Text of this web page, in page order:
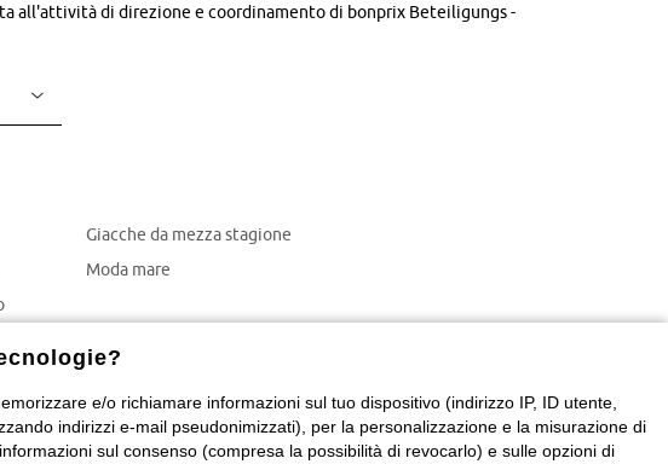
all'attività di direzione e coordinamento di bonprix Beteiligungs -
Giacche da mezza stagione
Moda mare
e/o richiamare informazioni sul tuo dispositivo (indirizzo IP, ID utente,
indirizzi e-mail pseudonimizzati), per la personalizzazione e la misurazione di
sul consenso (compresa la possibilità di revocarlo) e sulle opzioni di